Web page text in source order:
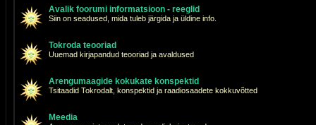
Avalik foorumi informatsioon - reeglid
Siin on seadused, mida tuleb järgida ja üldine info.
Tokroda teooriad
Uuemad kirjapandud teooriad ja avaldused
Arengumaagide kokukate konspektid
Tsitaadid Tokrodalt, konspektid ja raadiosaadete kokkuvõtted
Meedia